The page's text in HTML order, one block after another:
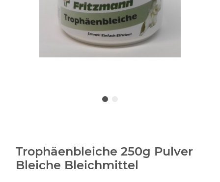
Trophäenbleiche 250g Pulver
Bleiche Bleichmittel